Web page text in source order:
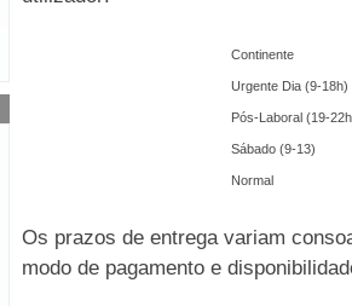
Continente
Urgente Dia (9-18h)
Pós-Laboral (19-
Sábado (9-13)
Normal
Os prazos de entrega variam
modo de pagamento e